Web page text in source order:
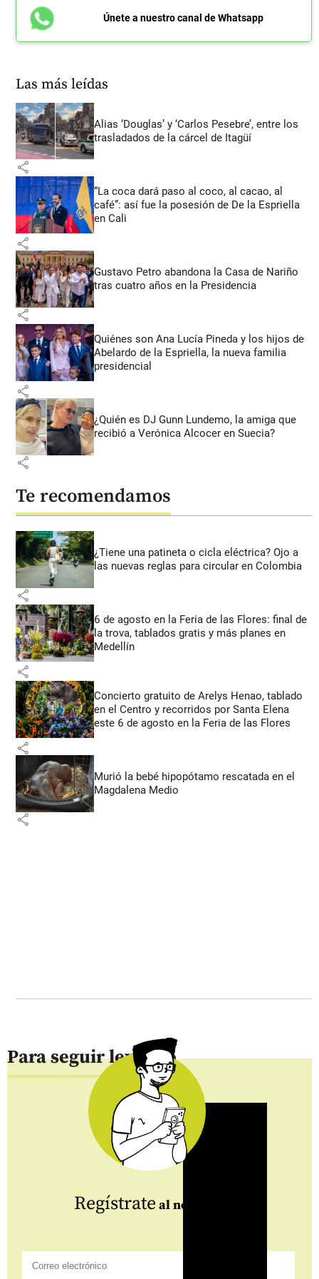
Únete a nuestro canal de Whatsapp
Las más leídas
Alias ‘Douglas’ y ‘Carlos Pesebre’, entre los
trasladados de la cárcel de Itagüí
share
“La coca dará paso al coco, al cacao, al
café”: así fue la posesión de De la Espriella
en Cali
share
Gustavo Petro abandona la Casa de Nariño
tras cuatro años en la Presidencia
share
Quiénes son Ana Lucía Pineda y los hijos de
Abelardo de la Espriella, la nueva familia
presidencial
share
¿Quién es DJ Gunn Lundemo, la amiga que
recibió a Verónica Alcocer en Suecia?
share
Te recomendamos
¿Tiene una patineta o cicla eléctrica? Ojo a
las nuevas reglas para circular en Colombia
share
6 de agosto en la Feria de las Flores: final de
la trova, tablados gratis y más planes en
Medellín
share
Concierto gratuito de Arelys Henao, tablado
en el Centro y recorridos por Santa Elena
este 6 de agosto en la Feria de las Flores
share
Murió la bebé hipopótamo rescatada en el
Magdalena Medio
share
Para seguir leyendo
Regístrate al newsletter